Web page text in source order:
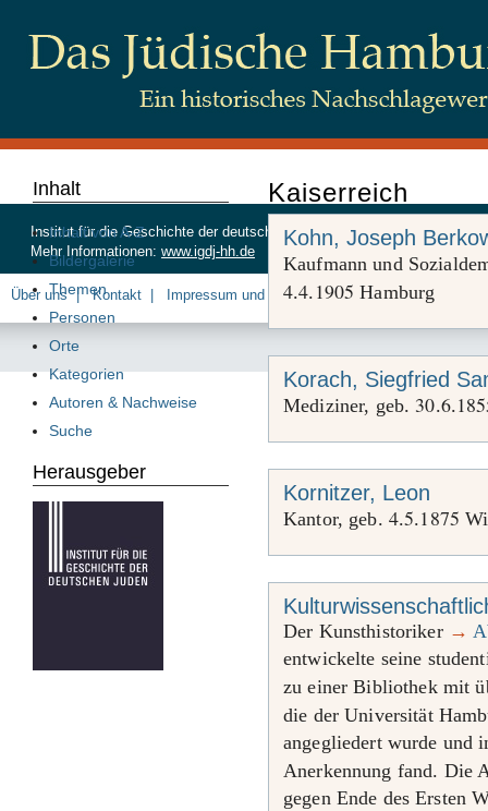
Kaiserreich
Kohn, Joseph
Kaufmann und
4.4. 1905 Hamburg
Korach, Siegfried
Mediziner, geb. 30.6.
Kornitzer, Leon
Kantor, geb. 4.5.1875
Der Kunsthistoriker →
entwickelte seine
zu einer Bibliothek mit
die der Universität
angegliedert wurde und
Anerkennung fand. Die
gegen Ende des Ersten
Inhalt
Inhalt von A-Z
Bildergalerie
Themen
Personen
Orte
Kategorien
Autoren & Nachweise
Suche
Herausgeber
Institut für die Geschichte der deutschen Juden, Beim Schlump 83,
Mehr Informationen: www.igdj-hh.de
Über uns Kontakt Impressum und Datenschutz